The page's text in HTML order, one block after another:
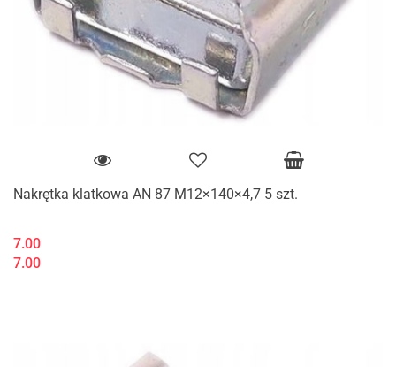
Nakrętka klatkowa AN 87 M12×140×4,7 5 szt.
7.00
7.00